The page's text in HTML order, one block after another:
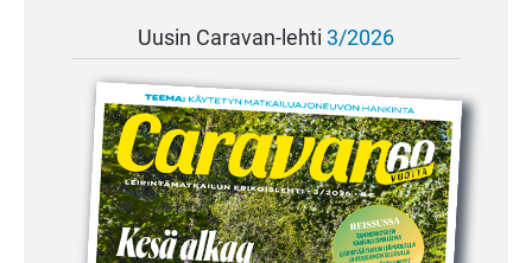
Uusin Caravan-lehti 3/2026